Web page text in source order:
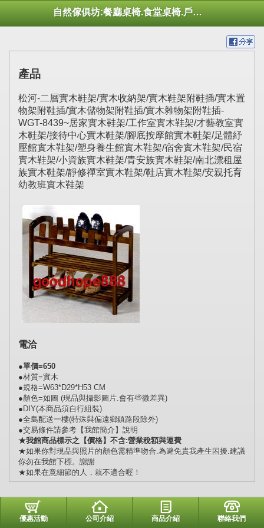
自然傢俱坊:餐廳桌椅.食堂桌椅.戶外桌椅.休閒桌椅.幼托桌椅.庭院市集陽傘
產品
松河-二層實木鞋架/實木收納架/實木鞋架附鞋插/實木置
物架附鞋插/實木儲物架附鞋插/實木雜物架附鞋插-
WGT-8439~居家實木鞋架/工作室實木鞋架/才藝教室實
木鞋架/接待中心實木鞋架/腳底按摩館實木鞋架/足體紓
壓館實木鞋架/塑身養生館實木鞋架/宿舍實木鞋架/民宿
實木鞋架/小資族實木鞋架/青安族實木鞋架/南北漂租屋
族實木鞋架/靜修禪室實木鞋架/鞋店實木鞋架/安親托育
幼教班實木鞋架
電洽
●單價=650
●材質=實木
●規格=W63*D29*H53 CM
●顏色=如圖 (現品與攝影圖片.會有些微差異)
●DIY(本商品須自行組裝).
●全島配送一樓(特殊與偏遠鄉鎮路段除外)
●交易條件請參考【我館簡介】說明
★我館商品標示之【價格】不含:營業稅額與運費
★如果你對現品與照片的顏色需精準吻合.為避免貴我產生困擾.建議
你勿在我館下標。謝謝
★如果在意細節的人，就不適合喔！
優惠活動 公司介紹 商品介紹 聯絡我們